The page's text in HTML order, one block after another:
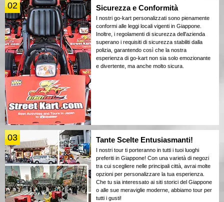
02 Sicurezza e Conformità
I nostri go-kart personalizzati sono pienamente
conformi alle leggi locali vigenti in Giappone.
Inoltre, i regolamenti di sicurezza dell'azienda
superano i requisiti di sicurezza stabiliti dalla
polizia, garantendo così che la nostra
esperienza di go-kart non sia solo emozionante
e divertente, ma anche molto sicura.
03 Tante Scelte Entusiasmanti!
I nostri tour ti porteranno in tutti i tuoi luoghi
preferiti in Giappone! Con una varietà di negozi
tra cui scegliere nelle principali città, avrai molte
opzioni per personalizzare la tua esperienza.
Che tu sia interessato ai siti storici del Giappone
o alle sue meraviglie moderne, abbiamo tour per
tutti i gusti!